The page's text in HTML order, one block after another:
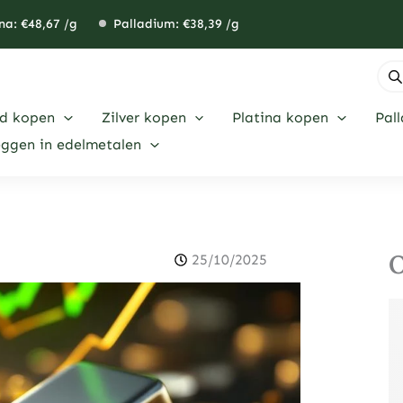
€48,67 /g Palladium: €38,39 /g
kopen Zilver kopen Platina kopen
in edelmetalen
25/10/2025